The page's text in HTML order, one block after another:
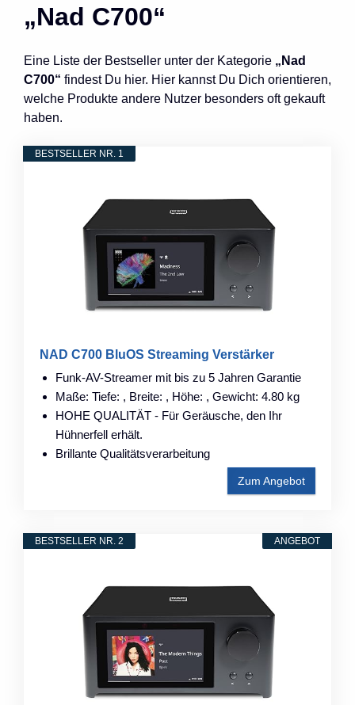
„Nad C700“
Eine Liste der Bestseller unter der Kategorie „Nad
C700“ findest Du hier. Hier kannst Du Dich orientieren,
welche Produkte andere Nutzer besonders oft gekauft
haben.
BESTSELLER NR. 1
NAD C700 BluOS Streaming Verstärker
Funk-AV-Streamer mit bis zu 5 Jahren Garantie
Maße: Tiefe: , Breite: , Höhe: , Gewicht: 4.80 kg
HOHE QUALITÄT - Für Geräusche, den Ihr
Hühnerfell erhält.
Brillante Qualitätsverarbeitung
Zum Angebot
ANGEBOT
BESTSELLER NR. 2